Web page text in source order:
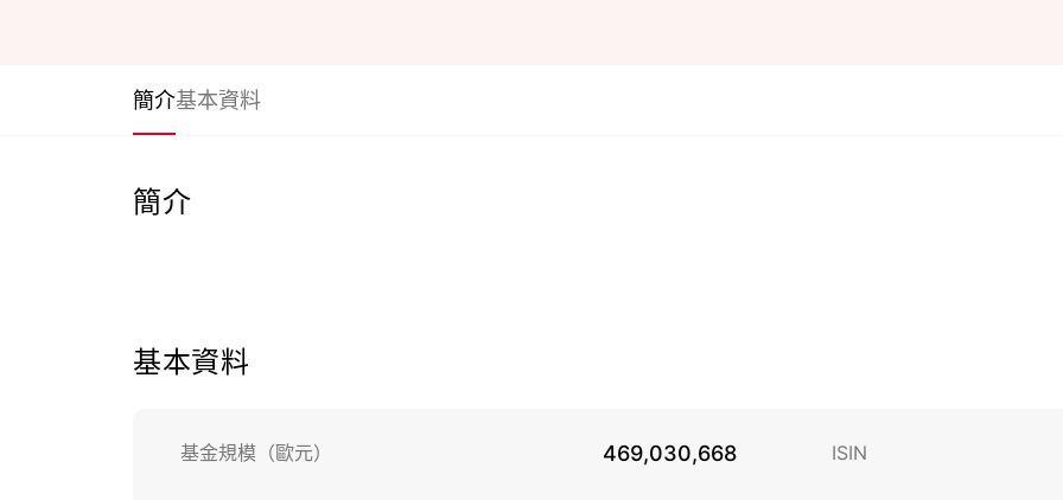
簡介基本資料
簡介
基本資料
基金規模（歐元） 469,030,668 ISIN